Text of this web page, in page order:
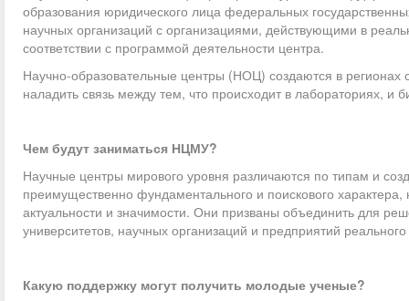
образования юридического лица федеральных
научных организаций с организациями, действующими в
соответствии с программой деятельности центра.
Научно-образовательные центры (НОЦ) создаются в
наладить связь между тем, что происходит в лабораториях, и
Чем будут заниматься НЦМУ?
Научные центры мирового уровня различаются по типам и
преимущественно фундаментального и поискового
актуальности и значимости. Они призваны объединить для
университетов, научных организаций и предприятий реального
Какую поддержку могут получить молодые ученые?